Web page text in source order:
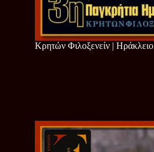
Κρητών Φιλοξενείν | Ηράκλειο